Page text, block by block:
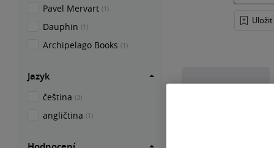
Pavel Mervart (1)
Dauphin (1)
Archipelago Books (1)
Jazyk
čeština (3)
angličtina (1)